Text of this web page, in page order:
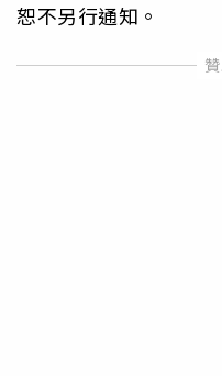
恕不另行通知。